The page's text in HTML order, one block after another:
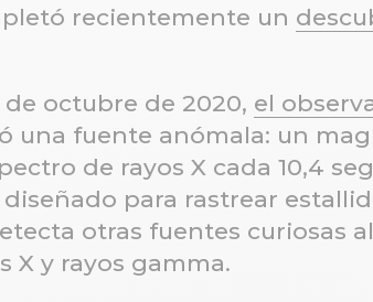
recientemente un
de octubre de 2020, el
una fuente anómala: un
de rayos X cada 10,4
para rastrear
otras fuentes curiosas
X y rayos gamma.